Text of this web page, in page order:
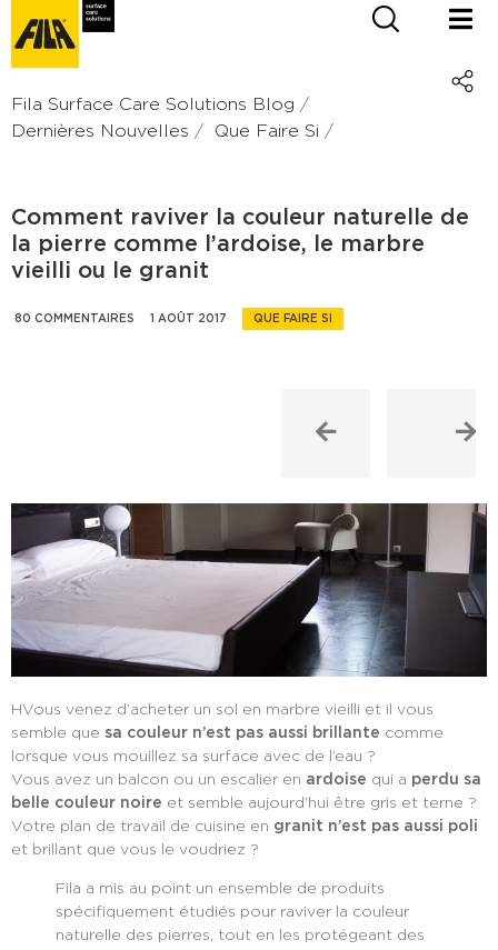
Fila Surface Care Solutions Blog
Dernières Nouvelles
Que Faire Si
Comment raviver la couleur naturelle de
la pierre comme l’ardoise, le marbre
vieilli ou le granit
80 COMMENTAIRES 1 AOÛT 2017 QUE FAIRE SI
HVous venez d’acheter un sol en marbre vieilli et il vous
semble que sa couleur n’est pas aussi brillante comme
lorsque vous mouillez sa surface avec de l’eau ?
Vous avez un balcon ou un escalier en ardoise qui a perdu sa
belle couleur noire et semble aujourd’hui être gris et terne ?
Votre plan de travail de cuisine en granit n’est pas aussi poli
et brillant que vous le voudriez ?
Fila a mis au point un ensemble de produits
spécifiquement étudiés pour raviver la couleur
naturelle des pierres, tout en les protégeant des